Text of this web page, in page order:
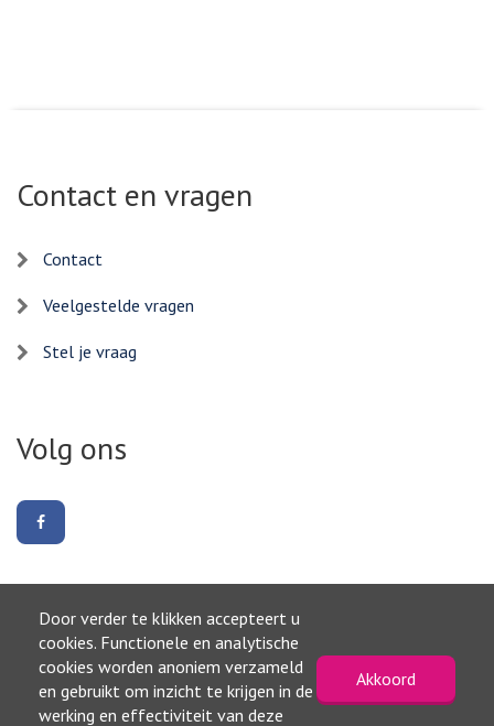
Door verder te klikken accepteert u
cookies. Functionele en analytische
cookies worden anoniem verzameld
en gebruikt om inzicht te krijgen in de
werking en effectiviteit van deze
Akkoord
Contact en vragen
Contact
Veelgestelde vragen
Stel je vraag
Volg ons
ons
Naar boven
©2026, Gemeente Waterland
Privacyverklaring